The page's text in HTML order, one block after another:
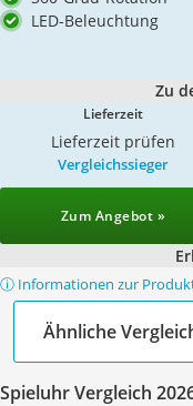
LED-Beleuchtung
Zu
Lieferzeit
Lieferzeit prüfen
Vergleichssieger
Zum Angebot »
ⓘ Informationen zur
Ähnliche
Spieluhr Vergleich